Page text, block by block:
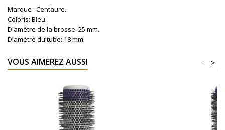
Marque : Centaure.
Coloris: Bleu.
Diamètre de la brosse: 25 mm.
Diamètre du tube: 18 mm.
VOUS AIMEREZ AUSSI >
<